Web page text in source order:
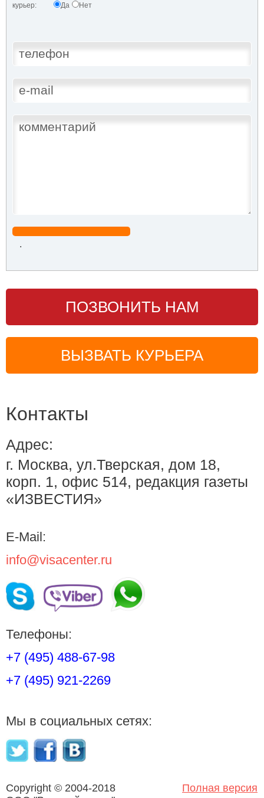
курьер: Да Нет
.
ПОЗВОНИТЬ НАМ
ВЫЗВАТЬ КУРЬЕРА
Контакты
Адрес:
г. Москва, ул.Тверская, дом 18,
корп. 1, офис 514, редакция газеты
«ИЗВЕСТИЯ»
E-Mail:
info@visacenter.ru
Телефоны:
+7 (495) 488-67-98
+7 (495) 921-2269
Мы в социальных сетях:
Copyright © 2004-2018
Полная версия